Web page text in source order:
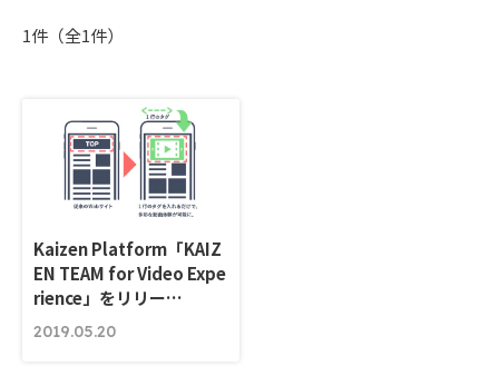
1件（全1件）
Kaizen Platform「KAIZ
EN TEAM for Video Expe
rience」をリリー…
2019.05.20